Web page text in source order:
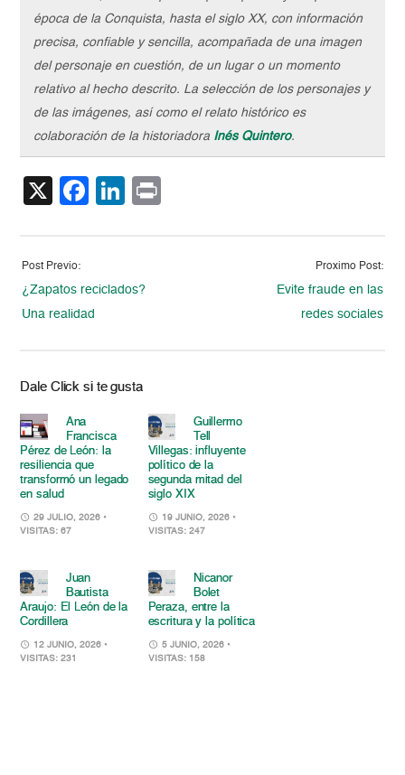
época de la Conquista, hasta el siglo XX, con información
precisa, confiable y sencilla, acompañada de una imagen
del personaje en cuestión, de un lugar o un momento
relativo al hecho descrito. La selección de los personajes y
de las imágenes, así como el relato histórico es
colaboración de la historiadora Inés Quintero.
X Facebook
LinkedIn
Post Previo:
¿Zapatos reciclados?
Una realidad
Proximo Post:
Evite fraude en las
redes sociales
Dale Click si te gusta
Ana
Francisca
Pérez de León: la
resiliencia que
transformó un legado
en salud
29 JULIO, 2026 •
VISITAS: 67
Guillermo
Tell
Villegas: influyente
político de la
segunda mitad del
siglo XIX
19 JUNIO, 2026 •
VISITAS: 247
Juan
Bautista
Araujo: El León de la
Cordillera
12 JUNIO, 2026 •
VISITAS: 231
Nicanor
Bolet
Peraza, entre la
escritura y la política
5 JUNIO, 2026 •
VISITAS: 158